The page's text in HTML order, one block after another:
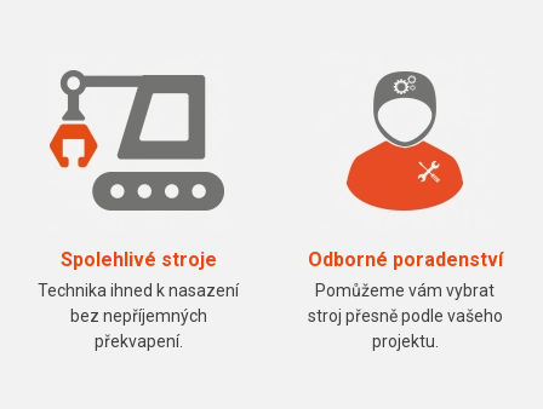
Spolehlivé stroje
Technika ihned k nasazení
bez nepříjemných
překvapení.
Odborné poradenství
Pomůžeme vám vybrat
stroj přesně podle vašeho
projektu.